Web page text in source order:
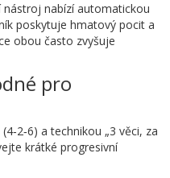
nabízí automatickou
poskytuje hmatový pocit a
obou často zvyšuje
pro
a technikou „3 věci, za
krátké progresivní